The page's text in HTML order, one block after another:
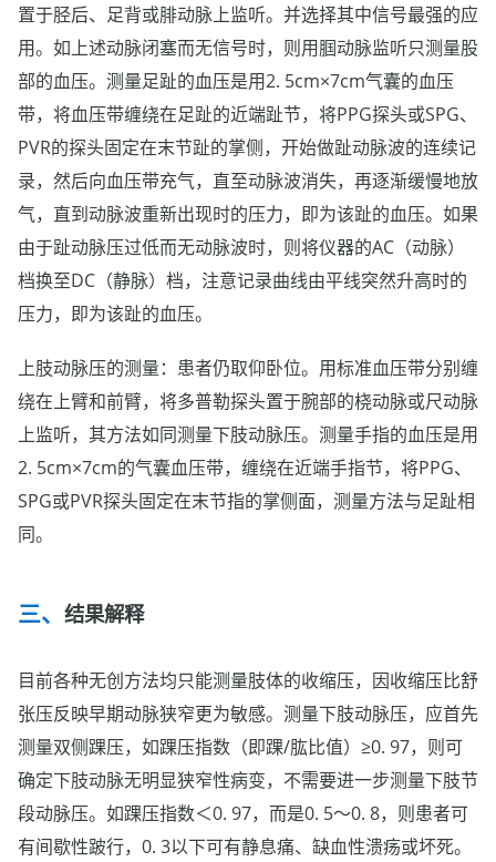
置于胫后、足背或腓动脉上监听。并选择其中信号最强的应
用。如上述动脉闭塞而无信号时，则用腘动脉监听只测量股
部的血压。测量足趾的血压是用2. 5cm×7cm气囊的血压
带，将血压带缠绕在足趾的近端趾节，将PPG探头或SPG、
PVR的探头固定在末节趾的掌侧，开始做趾动脉波的连续记
录，然后向血压带充气，直至动脉波消失，再逐渐缓慢地放
气，直到动脉波重新出现时的压力，即为该趾的血压。如果
由于趾动脉压过低而无动脉波时，则将仪器的AC（动脉）
档换至DC（静脉）档，注意记录曲线由平线突然升高时的
压力，即为该趾的血压。
上肢动脉压的测量：患者仍取仰卧位。用标准血压带分别缠
绕在上臂和前臂，将多普勒探头置于腕部的桡动脉或尺动脉
上监听，其方法如同测量下肢动脉压。测量手指的血压是用
2. 5cm×7cm的气囊血压带，缠绕在近端手指节，将PPG、
SPG或PVR探头固定在末节指的掌侧面，测量方法与足趾相
同。
结果解释
目前各种无创方法均只能测量肢体的收缩压，因收缩压比舒
张压反映早期动脉狭窄更为敏感。测量下肢动脉压，应首先
测量双侧踝压，如踝压指数（即踝/肱比值）≥0. 97，则可
确定下肢动脉无明显狭窄性病变，不需要进一步测量下肢节
段动脉压。如踝压指数＜0. 97，而是0. 5～0. 8，则患者可
有间歇性跛行，0. 3以下可有静息痛、缺血性溃疡或坏死。